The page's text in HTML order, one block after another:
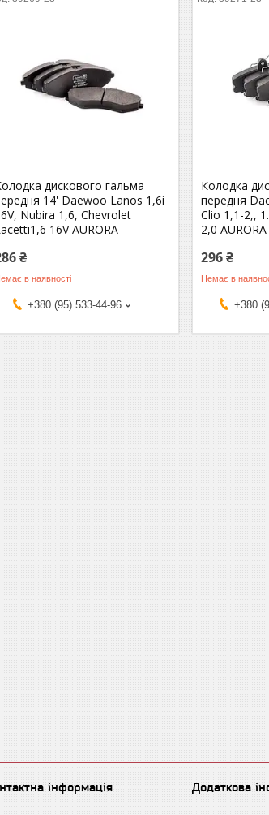
дискового гальма
14' Daewoo Lanos 1,6i
Nubira 1,6, Chevrolet
16V AURORA
₴
в наявності
+380 (95) 533-44-96
Колодка
передня
Clio 1,1-2,,
2,0 AURORA
296 ₴
Немає в
+380
інформація Додаткова